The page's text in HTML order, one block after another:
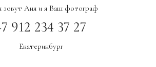
зовут Аня и я Ваш фотограф
912 234 37 27
Екатеринбург